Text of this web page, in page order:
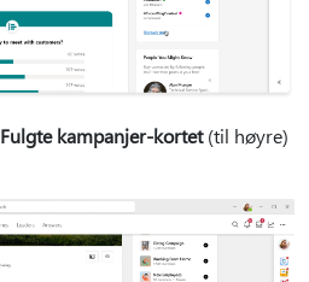
Fulgte kampanjer-kortet(til høyre)